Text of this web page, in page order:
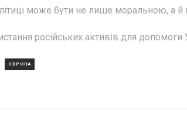
може бути не лише моральною, а й
російських активів для допомоги
ЄВРОПА